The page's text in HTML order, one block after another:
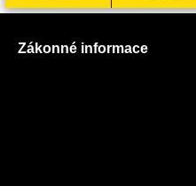
Zákonné informace